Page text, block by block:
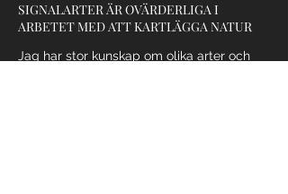
SIGNALARTER ÄR OVÄRDERLIGA I
ARBETET MED ATT KARTLÄGGA NATUR
Jag har stor kunskap om olika arter och